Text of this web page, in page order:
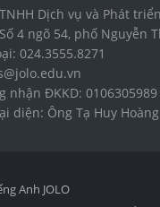
Dịch vụ và Phát
4 ngõ 54, phố Nguyễn
024.3555.8271
nhận ĐKKD:
diện: Ông Tạ Huy Hoàng
Anh JOLO